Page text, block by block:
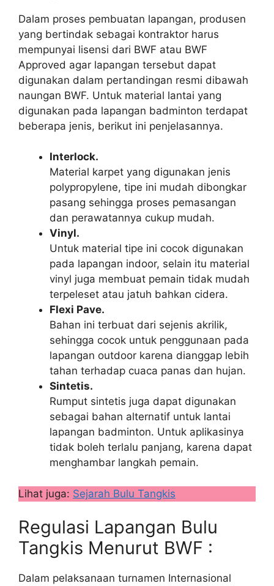
Dalam proses pembuatan lapangan, produsen
yang bertindak sebagai kontraktor harus
mempunyai lisensi dari BWF atau BWF
Approved agar lapangan tersebut dapat
digunakan dalam pertandingan resmi dibawah
naungan BWF. Untuk material lantai yang
digunakan pada lapangan badminton terdapat
beberapa jenis, berikut ini penjelasannya.
Interlock.
Material karpet yang digunakan jenis
polypropylene, tipe ini mudah dibongkar
pasang sehingga proses pemasangan
dan perawatannya cukup mudah.
Vinyl.
Untuk material tipe ini cocok digunakan
pada lapangan indoor, selain itu material
vinyl juga membuat pemain tidak mudah
terpeleset atau jatuh bahkan cidera.
Flexi Pave.
Bahan ini terbuat dari sejenis akrilik,
sehingga cocok untuk penggunaan pada
lapangan outdoor karena dianggap lebih
tahan terhadap cuaca panas dan hujan.
Sintetis.
Rumput sintetis juga dapat digunakan
sebagai bahan alternatif untuk lantai
lapangan badminton. Untuk aplikasinya
tidak boleh terlalu panjang, karena dapat
menghambar langkah pemain.
Lihat juga: Sejarah Bulu Tangkis
Regulasi Lapangan Bulu
Tangkis Menurut BWF :
Dalam pelaksanaan turnamen Internasional